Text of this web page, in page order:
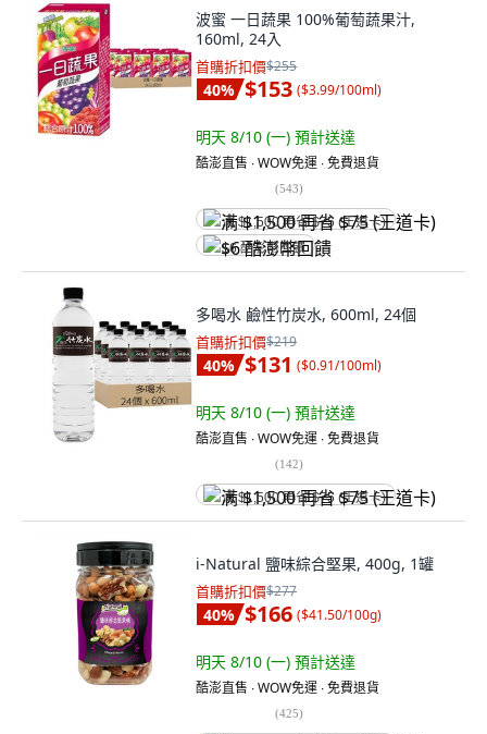
波蜜 一日蔬果 100%葡萄蔬果汁,
160ml, 24入
首購折扣價$255
40% $153 ($3.99/100ml)
明天 8/10 (一) 預計送達
酷澎直售 ∙ WOW免運 ∙ 免費退貨
(543)
满 $1,500 再省 $75 (王道卡)
$6 酷澎幣回饋
多喝水 鹼性竹炭水, 600ml, 24個
首購折扣價$219
40% $131 ($0.91/100ml)
明天 8/10 (一) 預計送達
酷澎直售 ∙ WOW免運 ∙ 免費退貨
(142)
满 $1,500 再省 $75 (王道卡)
i-Natural 鹽味綜合堅果, 400g, 1罐
首購折扣價$277
40% $166 ($41.50/100g)
明天 8/10 (一) 預計送達
酷澎直售 ∙ WOW免運 ∙ 免費退貨
(425)